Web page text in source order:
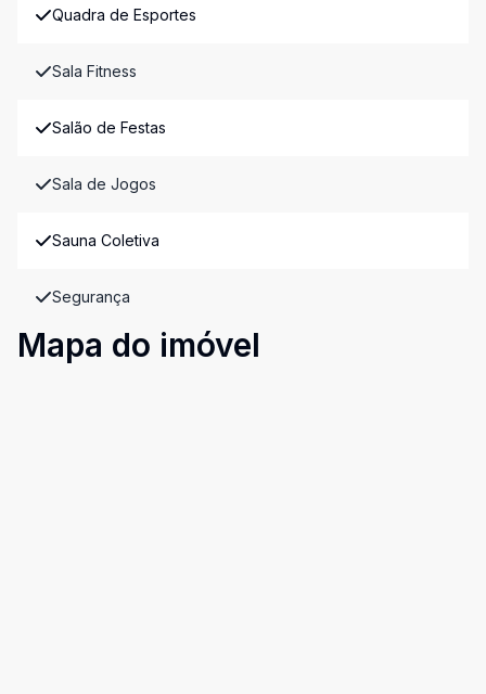
Quadra de Esportes
Sala Fitness
Salão de Festas
Sala de Jogos
Sauna Coletiva
Segurança
Mapa do imóvel